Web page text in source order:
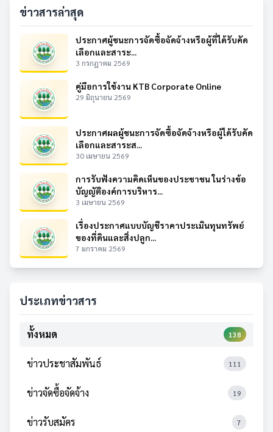
ข่าวสารล่าสุด
ประกาศผู้ชนะการจัดซื้อจัดจ้างหรือผู้ที่ได้รับคัด
เลือกและสาระ...
3 กรกฎาคม 2569
คู่มือการใช้งาน KTB Corporate Online
29 มิถุนายน 2569
ประกาศผลผู้ชนะการจัดซื้อจัดจ้างหรือผู้ได้รับคัด
เลือกและสาระส...
30 เมษายน 2569
การรับฟังความคิดเห็นของประชาชน ในร่างข้อ
บัญญัติองค์การบริหาร...
3 เมษายน 2569
เรื่องประกาศแบบบัญชีราคาประเมินทุนทรัพย์
ของที่ดินและสิ่งปลูก...
7 มกราคม 2569
ประเภทข่าวสาร
ทั้งหมด 138
ข่าวประชาสัมพันธ์ 111
ข่าวจัดซื้อจัดจ้าง 19
ข่าวรับสมัคร 7